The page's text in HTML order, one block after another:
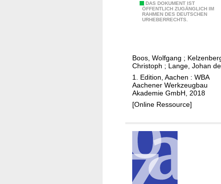
n
d
s
e
g
e
t
e
DAS DOKUMENT IST
ÖFFENTLICH ZUGÄNGLICH IM
RAHMEN DES DEUTSCHEN
URHEBERRECHTS.
g
r
e
i
c
L
e
e
Boos, Wolfgang ;
Christoph ; Lange, Johan de
1. Edition, Aachen : WBA
Aachener Werkzeugbau
Akademie GmbH, 2018
[Online Ressource]